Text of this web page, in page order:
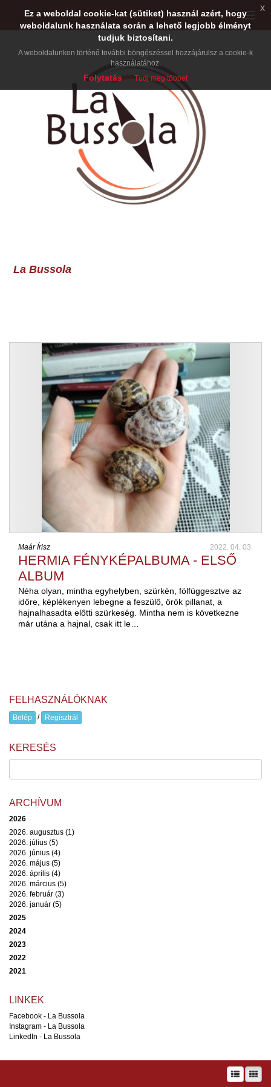
La Bussola
Maár Írisz 2022. 04. 03.
HERMIA FÉNYKÉPALBUMA - ELSŐ
ALBUM
Néha olyan, mintha egyhelyben, szürkén, fölfüggesztve az
időre, képlékenyen lebegne a feszülő, örök pillanat, a
hajnalhasadta előtti szürkeség. Mintha nem is következne
már utána a hajnal, csak itt le…
FELHASZNÁLÓKNAK
Belép / Regisztrál
KERESÉS
ARCHÍVUM
2026
2026. augusztus (1)
2026. július (5)
2026. június (4)
2026. május (5)
2026. április (4)
2026. március (5)
2026. február (3)
2026. január (5)
2025
2024
2023
2022
2021
LINKEK
Facebook - La Bussola
Instagram - La Bussola
LinkedIn - La Bussola
Ez a weboldal cookie-kat (sütiket) használ azért, hogy
weboldalunk használata során a lehető legjobb élményt
tudjuk biztosítani.
A weboldalunkon történő további böngészéssel hozzájárulsz a cookie-k
használatához.
Folytatás Tudj meg többet
x